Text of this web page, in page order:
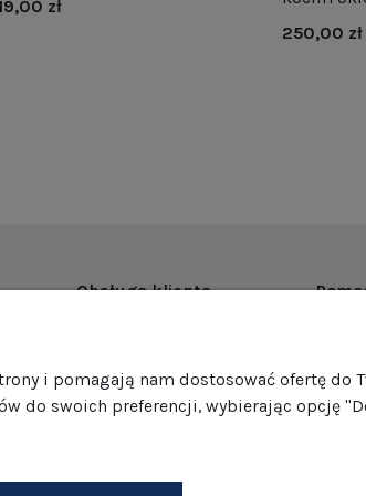
zł
250,00 zł
Obsługa klienta
Formy płatności
Jak pakujemy nasze produkty?
GPSR
i pomagają nam dostosować ofertę do
do swoich preferencji, wybierając opcję